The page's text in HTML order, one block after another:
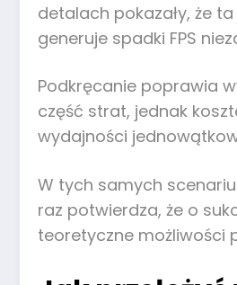
detalach pokazały, że
generuje spadki FPS
Podkręcanie poprawia
część strat, jednak
wydajności
W tych samych
raz potwierdza, że o
teoretyczne możliwości